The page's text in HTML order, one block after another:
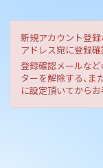
新規アカウント登
アドレス宛に登録確
登録確認メールな
ターを解除する、ま
に設定頂いてから